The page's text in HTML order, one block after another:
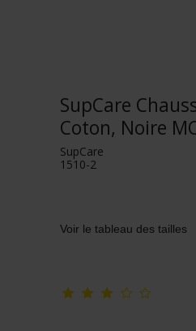
SupCare
Coton, Noire
SupCare
1510-2
Voir le tableau des tailles